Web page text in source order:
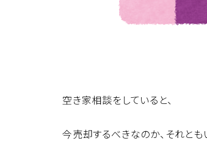
空き家相談をしていると、
今売却するべきなのか、それとも